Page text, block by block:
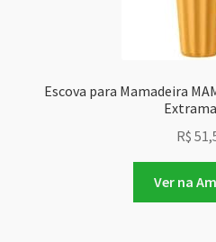
Escova para Mamadeira
R$
Ver na